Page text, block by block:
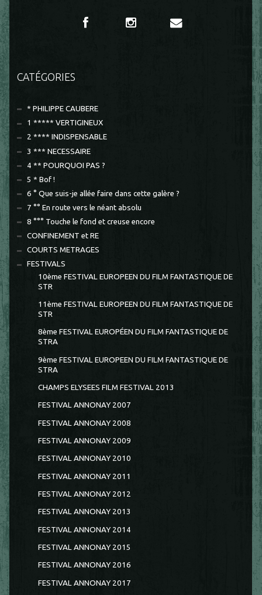
CATÉGORIES
* PHILIPPE CAUBERE
1 ***** VERTIGINEUX
2 **** INDISPENSABLE
3 *** NECESSAIRE
4 ** POURQUOI PAS ?
5 * Bof !
6 ° Que suis-je allée faire dans cette galère ?
7 °° En route vers le néant absolu
8 °°° Touche le fond et creuse encore
CONFINEMENT et RE
COURTS METRAGES
FESTIVALS
10ème FESTIVAL EUROPEEN DU FILM FANTASTIQUE DE
STR
11ème FESTIVAL EUROPEEN DU FILM FANTASTIQUE DE
STR
8ème FESTIVAL EUROPÉEN DU FILM FANTASTIQUE DE
STRA
9ème FESTIVAL EUROPEEN DU FILM FANTASTIQUE DE
STRA
CHAMPS ELYSEES FILM FESTIVAL 2013
FESTIVAL ANNONAY 2007
FESTIVAL ANNONAY 2008
FESTIVAL ANNONAY 2009
FESTIVAL ANNONAY 2010
FESTIVAL ANNONAY 2011
FESTIVAL ANNONAY 2012
FESTIVAL ANNONAY 2013
FESTIVAL ANNONAY 2014
FESTIVAL ANNONAY 2015
FESTIVAL ANNONAY 2016
FESTIVAL ANNONAY 2017